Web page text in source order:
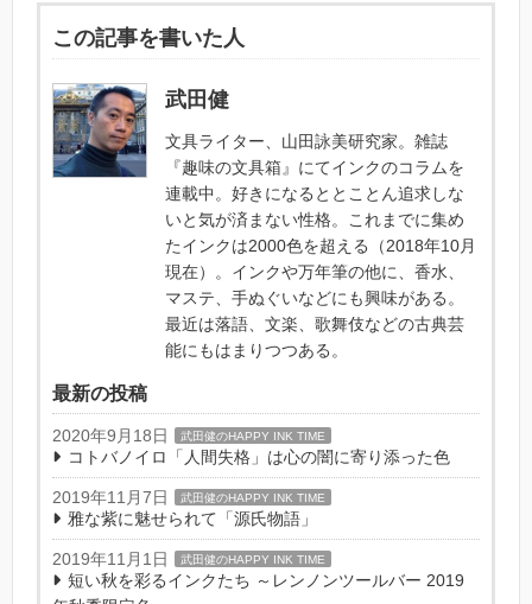
この記事を書いた人
武田健
文具ライター、山田詠美研究家。雑誌
『趣味の文具箱』にてインクのコラムを
連載中。好きになるととことん追求しな
いと気が済まない性格。これまでに集め
たインクは2000色を超える（2018年10月
現在）。インクや万年筆の他に、香水、
マステ、手ぬぐいなどにも興味がある。
最近は落語、文楽、歌舞伎などの古典芸
能にもはまりつつある。
最新の投稿
2020年9月18日 武田健のHAPPY INK TIME
コトバノイロ「人間失格」は心の闇に寄り添った色
2019年11月7日 武田健のHAPPY INK TIME
雅な紫に魅せられて「源氏物語」
2019年11月1日 武田健のHAPPY INK TIME
短い秋を彩るインクたち ～レンノンツールバー 2019